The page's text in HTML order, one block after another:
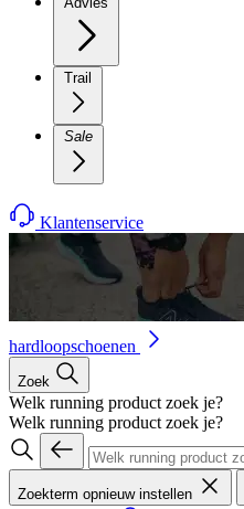
Trail
Sale
Klantenservice
hardloopschoenen
Zoek
Welk running product zoek je?
Welk running product zoek je?
Zoekterm opnieuw instellen